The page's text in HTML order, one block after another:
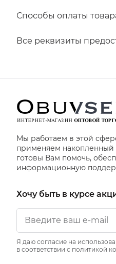
Способы оплаты
Все реквизиты
Мы работаем в этой
применяем накопленный
готовы Вам помочь,
информационную
Хочу быть в курсе
Я даю согласие на
в соответствии с политикой